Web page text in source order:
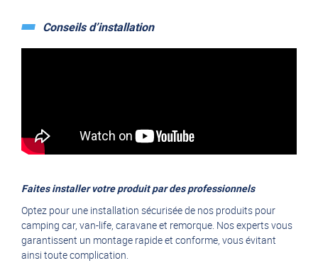
Conseils d’installation
Faites installer votre produit par des professionnels
Optez pour une installation sécurisée de nos produits pour
camping car, van-life, caravane et remorque. Nos experts vous
garantissent un montage rapide et conforme, vous évitant
ainsi toute complication.